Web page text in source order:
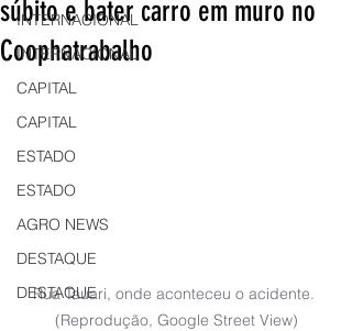
INTERNACIONAL
INTERNACIONAL
CAPITAL
CAPITAL
ESTADO
ESTADO
AGRO NEWS
DESTAQUE
DESTAQUE
súbito e bater carro em muro no
Coophatrabalho
Rua Tauari, onde aconteceu o acidente.
(Reprodução, Google Street View)